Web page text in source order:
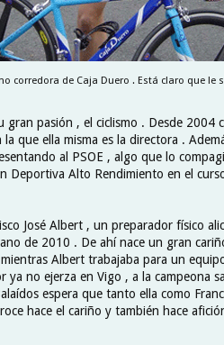
corredora de Caja Duero . Está claro que le
pasión , el ciclismo . Desde 2004
que ella misma es la directora .
al PSOE , algo que lo
Deportiva Alto Rendimiento en el
José Albert , un preparador físico
de 2010 . De ahí nace un gran
Albert trabajaba para un
ya no ejerza en Vigo , a la campeona
espera que tanto ella como
hace el cariño y también hace